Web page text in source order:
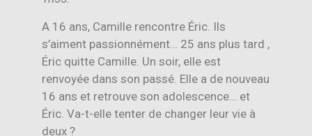
A 16 ans, Camille rencontre Éric. Ils
s’aiment passionnément… 25 ans plus tard ,
Éric quitte Camille. Un soir, elle est
renvoyée dans son passé. Elle a de nouveau
16 ans et retrouve son adolescence… et
Éric. Va-t-elle tenter de changer leur vie à
deux ?